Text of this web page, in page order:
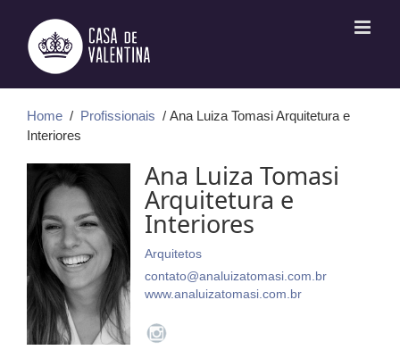
conteúdo
Home / Profissionais / Ana Luiza Tomasi Arquitetura e
Interiores
Ana Luiza Tomasi
Arquitetura e
Interiores
Arquitetos
contato@analuizatomasi.com.br
www.analuizatomasi.com.br